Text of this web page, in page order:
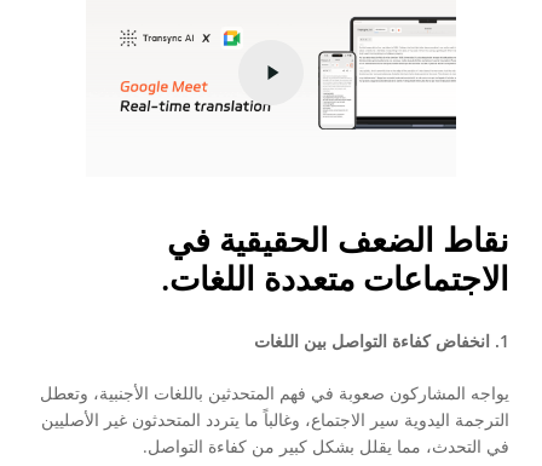
نقاط الضعف الحقيقية في
الاجتماعات متعددة اللغات.
1. انخفاض كفاءة التواصل بين اللغات
يواجه المشاركون صعوبة في فهم المتحدثين باللغات الأجنبية، وتعطل
الترجمة اليدوية سير الاجتماع، وغالباً ما يتردد المتحدثون غير الأصليين
في التحدث، مما يقلل بشكل كبير من كفاءة التواصل.